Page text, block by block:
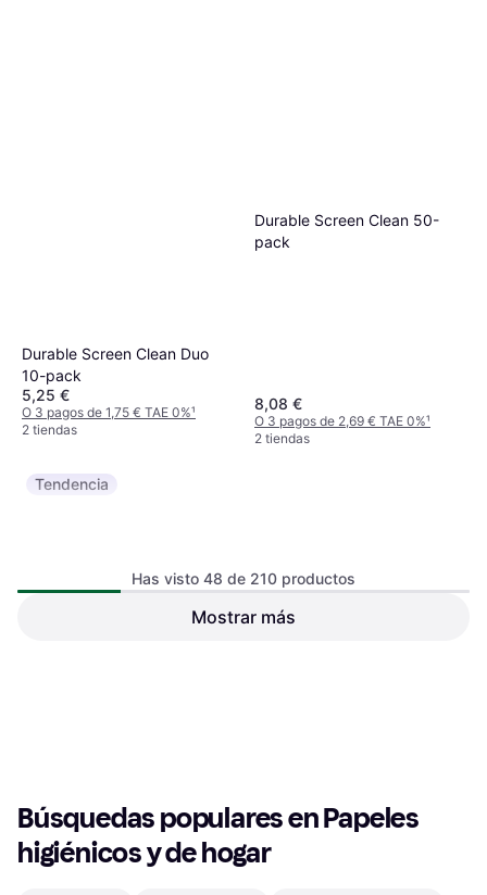
Durable Screen Clean Duo
10-pack
5,25 €
O 3 pagos de 1,75 € TAE 0%¹
2 tiendas
Durable Screen Clean 50-
pack
8,08 €
O 3 pagos de 2,69 € TAE 0%¹
2 tiendas
Tendencia
Tork Heavy-Duty W4 1-Ply
Has visto 48 de 210 productos
Mostrar más
Búsquedas populares en Papeles
higiénicos y de hogar